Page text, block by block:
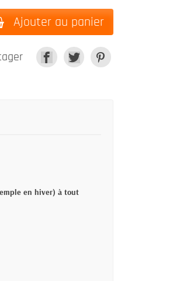
Ajouter au panier
en hiver) à tout